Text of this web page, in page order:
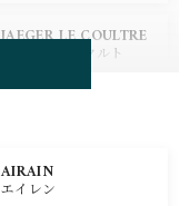
JAEGER LE COULTRE
ジャガー・ルクルト
BREGUET
ブレゲ
AIRAIN
エイレン